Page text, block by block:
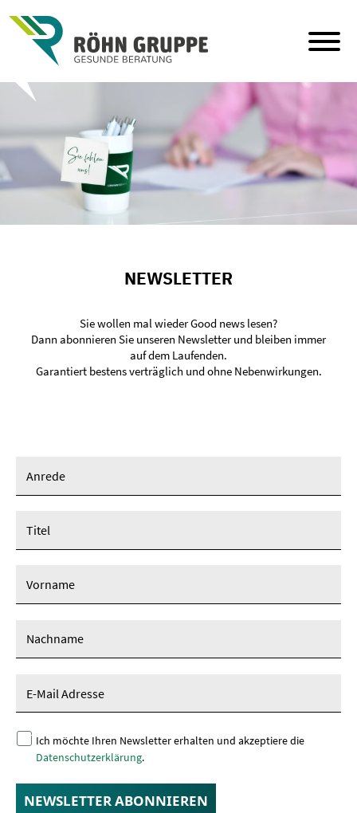
to
content
NEWSLETTER
Sie wollen mal wieder Good news lesen?
Dann abonnieren Sie unseren Newsletter und bleiben immer
auf dem Laufenden.
Garantiert bestens verträglich und ohne Nebenwirkungen.
Ich möchte Ihren Newsletter erhalten und akzeptiere die
Datenschutzerklärung.
NEWSLETTER ABONNIEREN